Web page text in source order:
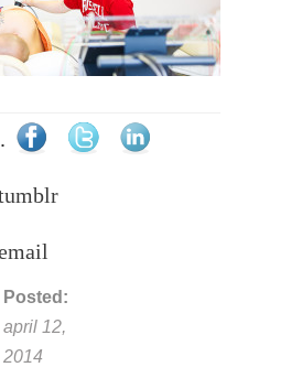
Posted:
april 12,
2014